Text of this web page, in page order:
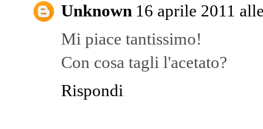
Unknown 16 aprile 2011
Mi piace tantissimo!
Con cosa tagli l'acetato?
Rispondi